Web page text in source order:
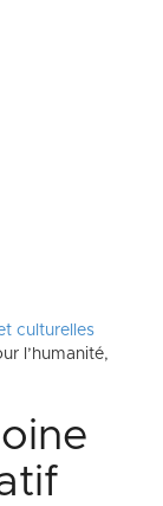
culturelles
l’humanité,